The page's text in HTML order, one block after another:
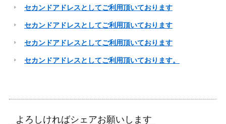
セカンドアドレスとしてご利用頂いております
セカンドアドレスとしてご利用頂いております
セカンドアドレスとしてご利用頂いております
セカンドアドレスとしてご利用頂いております。
よろしければシェアお願いします